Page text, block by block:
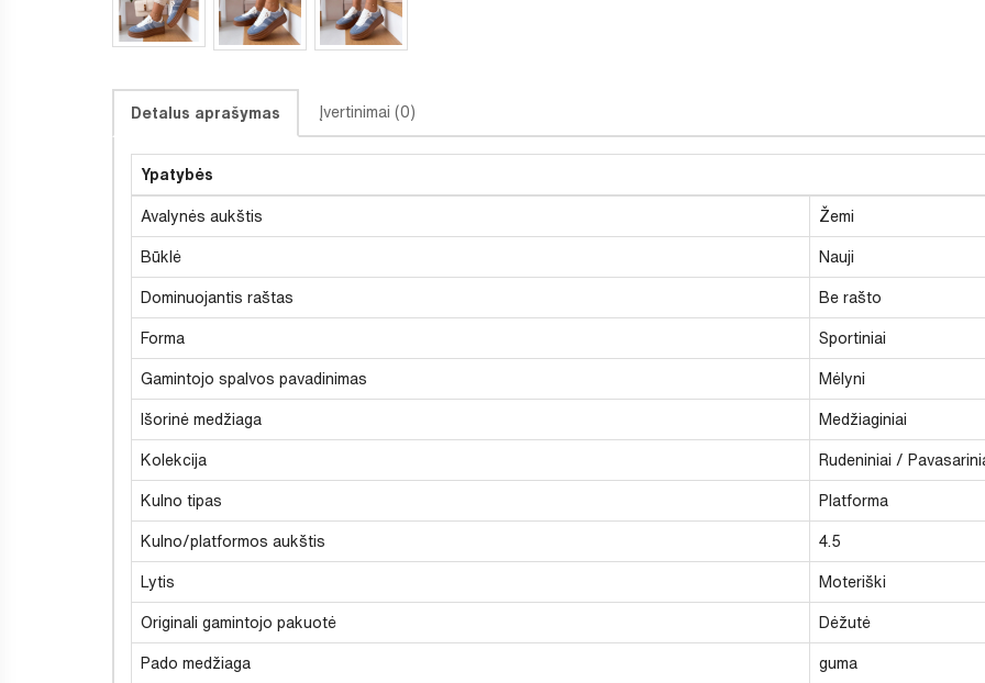
Detalus aprašymas Įvertinimai (0)
Ypatybės
Avalynės aukštis Žemi
Būklė Nauji
Dominuojantis raštas Be rašto
Forma Sportiniai
Gamintojo spalvos pavadinimas Mėlyni
Išorinė medžiaga Medžiaginiai
Kolekcija Rudeniniai /
Kulno tipas Platforma
Kulno/platformos aukštis 4.5
Lytis Moteriški
Originali gamintojo pakuotė Dėžutė
Pado medžiaga guma